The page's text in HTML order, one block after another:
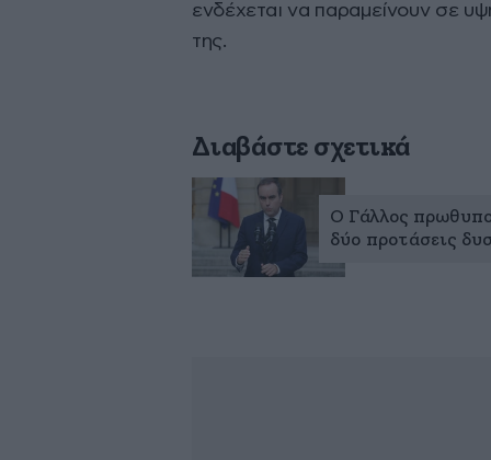
ενδέχεται να παραμείνουν σε
της.
Διαβάστε σχετικά
Ο Γάλλος
δύο προτάσεις